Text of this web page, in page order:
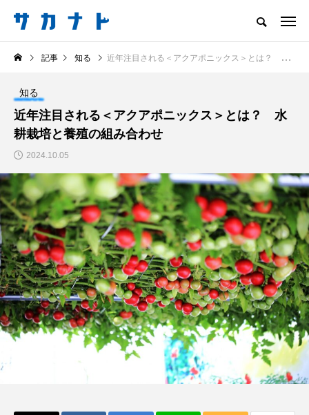
サカナをもっと好きになる
知る 食べる 楽しむ 創る
注目記事 サカナを知ろう
食べる
＜ツバメウオ＞は意外
と美味しい！ “でかい
鰭”が特徴的な魚を実
際に食べてみた
椎名まさ
と
＜なぜ釣り人は魚拓を
とるのか？＞ 魚拓が
もつ不思議な力──祖
父と子の魚拓からその
意味を問いなおす
清水む
み
2026.08.09
記事 知る 近年注目される＜アクアポニックス＞とは？ 水耕栽培と養殖の組み合わせ
知る
近年注目される＜アクアポニックス＞とは？ 水
耕栽培と養殖の組み合わせ
2024.10.05